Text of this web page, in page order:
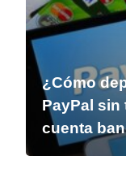
¿Cómo
PayPal sin
cuenta